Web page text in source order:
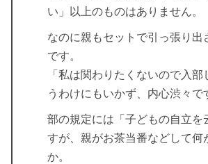
い」以上のものはありません。
なのに親もセットで引っ張り出
です。
「私は関わりたくないので入
うわけにもいかず、内心渋々で
部の規定には「子どもの自立を
すが、親がお茶当番などして何
か。